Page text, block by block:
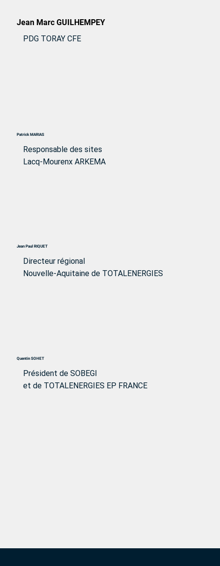
Jean Marc GUILHEMPEY
PDG TORAY CFE
Patrick MARIAS
Responsable des sites
Lacq-Mourenx ARKEMA
Jean Paul RIQUET
Directeur régional
Nouvelle-Aquitaine de TOTALENERGIES
Quentin SOHET
Président de SOBEGI
et de TOTALENERGIES EP FRANCE